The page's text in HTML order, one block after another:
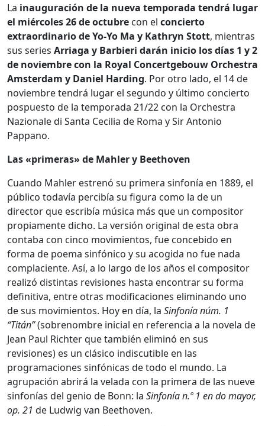
La inauguración de la nueva temporada tendrá lugar
el miércoles 26 de octubre con el concierto
extraordinario de Yo-Yo Ma y Kathryn Stott, mientras
sus series Arriaga y Barbieri darán inicio los días 1 y 2
de noviembre con la Royal Concertgebouw Orchestra
Amsterdam y Daniel Harding. Por otro lado, el 14 de
noviembre tendrá lugar el segundo y último concierto
pospuesto de la temporada 21/22 con la Orchestra
Nazionale di Santa Cecilia de Roma y Sir Antonio
Pappano.
Las «primeras» de Mahler y Beethoven
Cuando Mahler estrenó su primera sinfonía en 1889, el
público todavía percibía su figura como la de un
director que escribía música más que un compositor
propiamente dicho. La versión original de esta obra
contaba con cinco movimientos, fue concebido en
forma de poema sinfónico y su acogida no fue nada
complaciente. Así, a lo largo de los años el compositor
realizó distintas revisiones hasta encontrar su forma
definitiva, entre otras modificaciones eliminando uno
de sus movimientos. Hoy en día, la Sinfonía núm. 1
“Titán”(sobrenombre inicial en referencia a la novela de
Jean Paul Richter que también eliminó en sus
revisiones) es un clásico indiscutible en las
programaciones sinfónicas de todo el mundo. La
agrupación abrirá la velada con la primera de las nueve
sinfonías del genio de Bonn: la Sinfonía n.º 1 en do mayor,
op. 21 de Ludwig van Beethoven.